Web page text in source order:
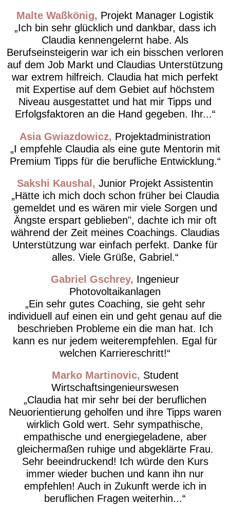
Malte Waßkönig
Projekt Manager Logistik
Ich bin sehr glücklich und dankbar, dass ich
Claudia kennengelernt habe. Als
Berufseinsteigerin war ich ein bisschen verloren
auf dem Job Markt und Claudias Unterstützung
war extrem hilfreich. Claudia hat mich perfekt
mit Expertise auf dem Gebiet auf höchstem
Niveau ausgestattet und hat mir Tipps und
Erfolgsfaktoren an die Hand gegeben. Ihr...
Asia Gwiazdowicz Projektadministration
I empfehle Claudia als eine gute Mentorin mit
Premium Tipps für die berufliche Entwicklung.
Sakshi Kaushal
Junior Projekt Assistentin
Hätte ich mich doch schon früher bei Claudia
gemeldet und es wären mir viele Sorgen und
Ängste erspart geblieben", dachte ich mir oft
während der Zeit meines Coachings. Claudias
Unterstützung war einfach perfekt. Danke für
alles. Viele Grüße, Gabriel.
Gabriel Gschrey Ingenieur
Photovoltaikanlagen
Ein sehr gutes Coaching, sie geht sehr
individuell auf einen ein und geht genau auf die
beschrieben Probleme ein die man hat. Ich
kann es nur jedem weiterempfehlen. Egal für
welchen Karriereschritt!
Marko Martinovic
Student
Wirtschaftsingenieurswesen
Claudia hat mir sehr bei der beruflichen
Neuorientierung geholfen und ihre Tipps waren
wirklich Gold wert. Sehr sympathische,
empathische und energiegeladene, aber
gleichermaßen ruhige und abgeklärte Frau.
Sehr beeindruckend! Ich würde den Kurs
immer wieder buchen und kann ihn nur
empfehlen! Auch in Zukunft werde ich in
beruflichen Fragen weiterhin...